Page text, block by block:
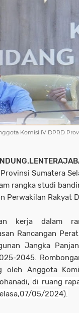
Komisi IV DPRD
Provinsi Sumatera
rangka studi
Perwakilan Rakyat
kerja dalam
Rancangan
Jangka
2045.
oleh Anggota
di ruang
05/2024).